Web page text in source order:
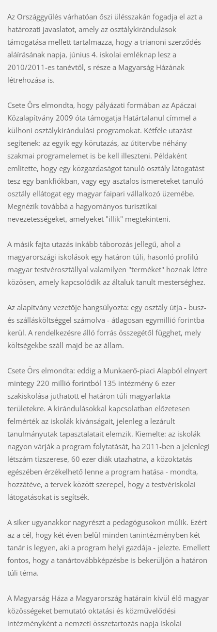
Az Országgyűlés várhatóan őszi ülésszakán fogadja el azt a
határozati javaslatot, amely az osztálykirándulások
támogatása mellett tartalmazza, hogy a trianoni szerződés
aláírásának napja, június 4. iskolai emléknap lesz a
2010/2011-es tanévtől, s része a Magyarság Házának
létrehozása is.
Csete Örs elmondta, hogy pályázati formában az Apáczai
Közalapítvány 2009 óta támogatja Határtalanul címmel a
külhoni osztálykirándulási programokat. Kétféle utazást
segítenek: az egyik egy körutazás, az útitervbe néhány
szakmai programelemet is be kell illeszteni. Példaként
említette, hogy egy közgazdaságot tanuló osztály látogatást
tesz egy bankfiókban, vagy egy asztalos ismereteket tanuló
osztály ellátogat egy magyar faipari vállalkozó üzemébe.
Megnézik továbbá a hagyományos turisztikai
nevezetességeket, amelyeket "illik" megtekinteni.
A másik fajta utazás inkább táborozás jellegű, ahol a
magyarországi iskolások egy határon túli, hasonló profilú
magyar testvérosztállyal valamilyen "terméket" hoznak létre
közösen, amely kapcsolódik az általuk tanult mesterséghez.
Az alapítvány vezetője hangsúlyozta: egy osztály útja - busz-
és szállásköltséggel számolva - átlagosan egymillió forintba
kerül. A rendelkezésre álló forrás összegétől függhet, mely
költségekbe száll majd be az állam.
Csete Örs elmondta: eddig a Munkaerő-piaci Alapból elnyert
mintegy 220 millió forintból 135 intézmény 6 ezer
szakiskolása juthatott el határon túli magyarlakta
területekre. A kirándulásokkal kapcsolatban előzetesen
felmérték az iskolák kívánságait, jelenleg a lezárult
tanulmányutak tapasztalatait elemzik. Kiemelte: az iskolák
nagyon várják a program folytatását, ha 2011-ben a jelenlegi
létszám tízszerese, 60 ezer diák utazhatna, a közoktatás
egészében érzékelhető lenne a program hatása - mondta,
hozzátéve, a tervek között szerepel, hogy a testvériskolai
látogatásokat is segítsék.
A siker ugyanakkor nagyrészt a pedagógusokon múlik. Ezért
az a cél, hogy két éven belül minden tanintézményben két
tanár is legyen, aki a program helyi gazdája - jelezte. Emellett
fontos, hogy a tanártovábbképzésbe is bekerüljön a határon
túli téma.
A Magyarság Háza a Magyarország határain kívül élő magyar
közösségeket bemutató oktatási és közművelődési
intézményként a nemzeti összetartozás napja iskolai